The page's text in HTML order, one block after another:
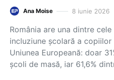
Ana Moise 8 iunie 2026
România are una dintre
incluziune școlară a
Uniunea Europeană: doar
școli de masă, iar 61,6%